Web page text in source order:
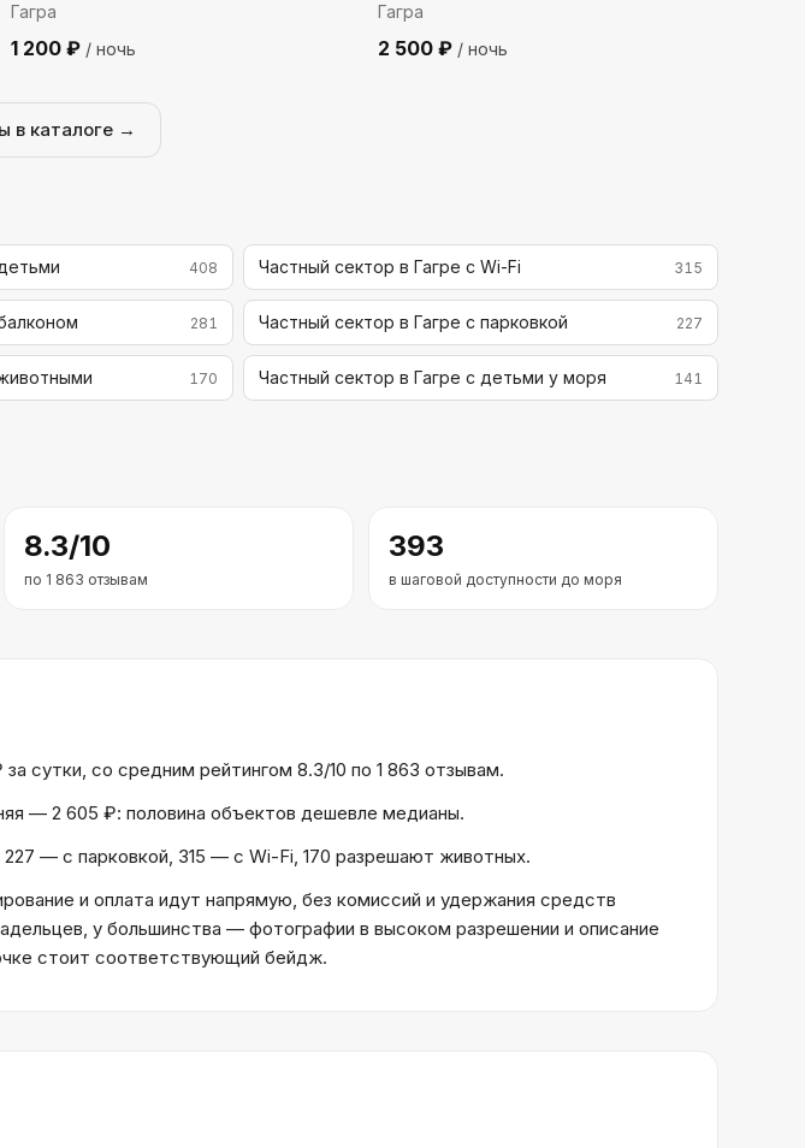
Гагра
1 200 ₽ / ночь
Гагра
2 500 ₽ / ночь
в каталоге →
408 Частный сектор в Гагре с Wi-Fi 315
281 Частный сектор в Гагре с парковкой 227
170 Частный сектор в Гагре с детьми у моря 141
8.3/10
по 1 863 отзывам
393
в шаговой доступности до моря
сутки, со средним рейтингом 8.3/10 по 1 863 отзывам.
— 2 605 ₽: половина объектов дешевле медианы.
— с парковкой, 315 — с Wi-Fi, 170 разрешают животных.
и оплата идут напрямую, без комиссий и удержания средств
у большинства — фотографии в высоком разрешении и описание
стоит соответствующий бейдж.